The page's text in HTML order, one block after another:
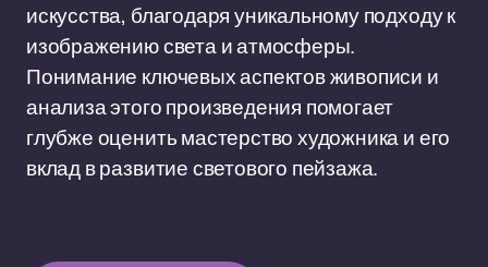
искусства, благодаря уникальному подходу к
изображению света и атмосферы.
Понимание ключевых аспектов живописи и
анализа этого произведения помогает
глубже оценить мастерство художника и его
вклад в развитие светового пейзажа.